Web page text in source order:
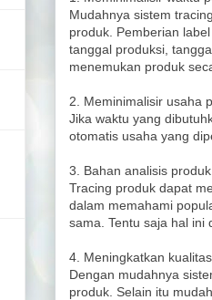
Mudahnya sistem
produk. Pemberian
tanggal produksi,
menemukan produk
2. Meminimalisir usaha
Jika waktu yang
otomatis usaha yang
3. Bahan analisis produk
Tracing produk dapat
dalam memahami
sama. Tentu saja hal ini
4. Meningkatkan
Dengan mudahnya
produk. Selain itu